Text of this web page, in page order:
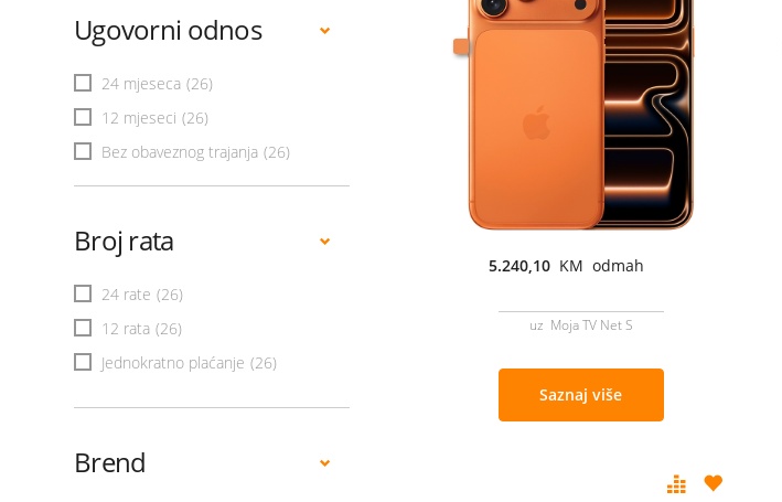
Ugovorni odnos
24 mjeseca (26)
12 mjeseci (26)
Bez obaveznog trajanja (26)
Broj rata
24 rate (26)
12 rata (26)
Jednokratno plaćanje (26)
Brend
5.240,10 KM odmah
uz Moja TV Net S
Saznaj više